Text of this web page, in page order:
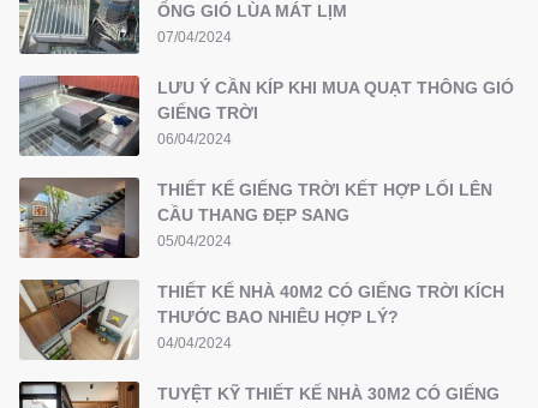
ỐNG GIÓ LÙA MÁT LỊM
07/04/2024
LƯU Ý CẦN KÍP KHI MUA QUẠT THÔNG GIÓ
GIẾNG TRỜI
06/04/2024
THIẾT KẾ GIẾNG TRỜI KẾT HỢP LỐI LÊN
CẦU THANG ĐẸP SANG
05/04/2024
THIẾT KẾ NHÀ 40M2 CÓ GIẾNG TRỜI KÍCH
THƯỚC BAO NHIÊU HỢP LÝ?
04/04/2024
TUYỆT KỸ THIẾT KẾ NHÀ 30M2 CÓ GIẾNG